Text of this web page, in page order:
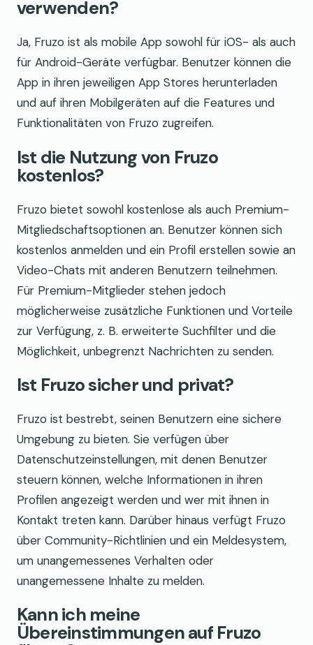
verwenden?
Ja, Fruzo ist als mobile App sowohl für iOS- als auch
für Android-Geräte verfügbar. Benutzer können die
App in ihren jeweiligen App Stores herunterladen
und auf ihren Mobilgeräten auf die Features und
Funktionalitäten von Fruzo zugreifen.
Ist die Nutzung von Fruzo
kostenlos?
Fruzo bietet sowohl kostenlose als auch Premium-
Mitgliedschaftsoptionen an. Benutzer können sich
kostenlos anmelden und ein Profil erstellen sowie an
Video-Chats mit anderen Benutzern teilnehmen.
Für Premium-Mitglieder stehen jedoch
möglicherweise zusätzliche Funktionen und Vorteile
zur Verfügung, z. B. erweiterte Suchfilter und die
Möglichkeit, unbegrenzt Nachrichten zu senden.
Ist Fruzo sicher und privat?
Fruzo ist bestrebt, seinen Benutzern eine sichere
Umgebung zu bieten. Sie verfügen über
Datenschutzeinstellungen, mit denen Benutzer
steuern können, welche Informationen in ihren
Profilen angezeigt werden und wer mit ihnen in
Kontakt treten kann. Darüber hinaus verfügt Fruzo
über Community-Richtlinien und ein Meldesystem,
um unangemessenes Verhalten oder
unangemessene Inhalte zu melden.
Kann ich meine
Übereinstimmungen auf Fruzo